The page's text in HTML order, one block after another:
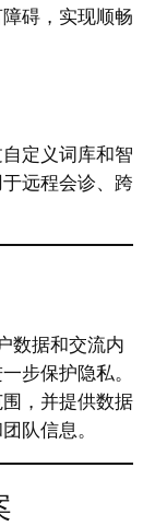
碍，实现顺畅
定义词库和智
远程会诊、跨
数据和交流内
步保护隐私。
，并提供数据
队信息。